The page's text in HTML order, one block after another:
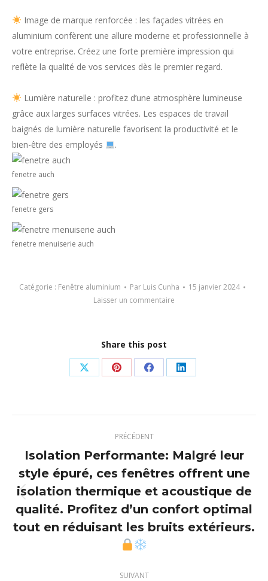
Image de marque renforcée : les façades vitrées en
aluminium confèrent une allure moderne et professionnelle à
votre entreprise. Créez une forte première impression qui
reflète la qualité de vos services dès le premier regard.
Lumière naturelle : profitez d’une atmosphère lumineuse
grâce aux larges surfaces vitrées. Les espaces de travail
baignés de lumière naturelle favorisent la productivité et le
bien-être des employés
.
fenetre auch
fenetre gers
fenetre menuiserie auch
Catégorie : Fenêtre aluminium Par Luis Cunha
15 janvier 2024
Laisser un commentaire
Share this post
Partager
X
Partager
Pinterest
Partager
Facebook
Partager
LinkedIn
article
PRÉCÉDENT
Article
précédent
:
Isolation Performante: Malgré leur
style épuré, ces fenêtres offrent une
isolation thermique et acoustique de
qualité. Profitez d’un confort optimal
tout en réduisant les bruits extérieurs.
SUIVANT